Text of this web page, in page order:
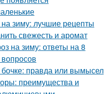
зиму: лучшие рецепты
свежесть и аромат
на зиму: ответы на 8
правда или вымысел
преимущества и